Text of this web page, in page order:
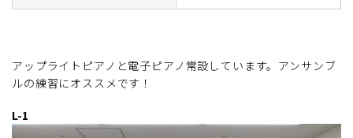
アップライトピアノと電子ピアノ常設しています。アンサンブ
ルの練習にオススメです！
L-1